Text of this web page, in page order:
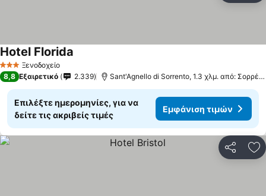
3 ΑστέριαΞενοδοχείο
Hotel Florida
8,8 Εξαιρετικό 2.339 Sant'Agnello di Sorrento, 1.3 χλμ. από:
Επιλέξτε ημερομηνίες, για να
δείτε τις ακριβείς τιμές
Εμφάνιση τιμών